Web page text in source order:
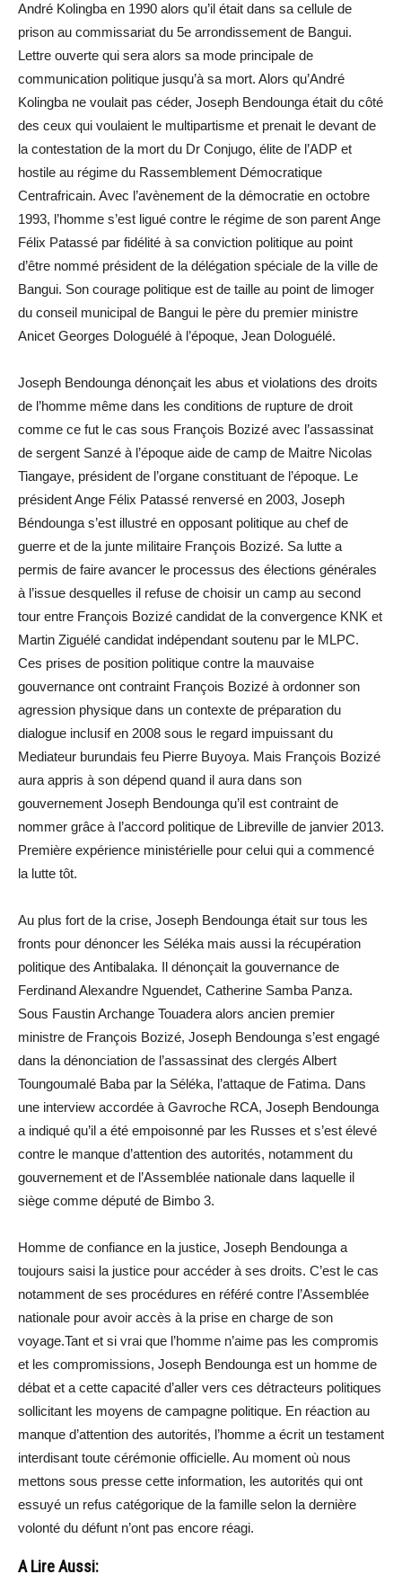
André Kolingba en 1990 alors qu’il était dans sa cellule de
prison au commissariat du 5e arrondissement de Bangui.
Lettre ouverte qui sera alors sa mode principale de
communication politique jusqu’à sa mort. Alors qu’André
Kolingba ne voulait pas céder, Joseph Bendounga était du côté
des ceux qui voulaient le multipartisme et prenait le devant de
la contestation de la mort du Dr Conjugo, élite de l’ADP et
hostile au régime du Rassemblement Démocratique
Centrafricain. Avec l’avènement de la démocratie en octobre
1993, l’homme s’est ligué contre le régime de son parent Ange
Félix Patassé par fidélité à sa conviction politique au point
d’être nommé président de la délégation spéciale de la ville de
Bangui. Son courage politique est de taille au point de limoger
du conseil municipal de Bangui le père du premier ministre
Anicet Georges Dologuélé à l’époque, Jean Dologuélé.
Joseph Bendounga dénonçait les abus et violations des droits
de l’homme même dans les conditions de rupture de droit
comme ce fut le cas sous François Bozizé avec l’assassinat
de sergent Sanzé à l’époque aide de camp de Maitre Nicolas
Tiangaye, président de l’organe constituant de l’époque. Le
président Ange Félix Patassé renversé en 2003, Joseph
Béndounga s’est illustré en opposant politique au chef de
guerre et de la junte militaire François Bozizé. Sa lutte a
permis de faire avancer le processus des élections générales
à l’issue desquelles il refuse de choisir un camp au second
tour entre François Bozizé candidat de la convergence KNK et
Martin Ziguélé candidat indépendant soutenu par le MLPC.
Ces prises de position politique contre la mauvaise
gouvernance ont contraint François Bozizé à ordonner son
agression physique dans un contexte de préparation du
dialogue inclusif en 2008 sous le regard impuissant du
Mediateur burundais feu Pierre Buyoya. Mais François Bozizé
aura appris à son dépend quand il aura dans son
gouvernement Joseph Bendounga qu’il est contraint de
nommer grâce à l’accord politique de Libreville de janvier 2013.
Première expérience ministérielle pour celui qui a commencé
la lutte tôt.
Au plus fort de la crise, Joseph Bendounga était sur tous les
fronts pour dénoncer les Séléka mais aussi la récupération
politique des Antibalaka. Il dénonçait la gouvernance de
Ferdinand Alexandre Nguendet, Catherine Samba Panza.
Sous Faustin Archange Touadera alors ancien premier
ministre de François Bozizé, Joseph Bendounga s’est engagé
dans la dénonciation de l’assassinat des clergés Albert
Toungoumalé Baba par la Séléka, l’attaque de Fatima. Dans
une interview accordée à Gavroche RCA, Joseph Bendounga
a indiqué qu’il a été empoisonné par les Russes et s’est élevé
contre le manque d’attention des autorités, notamment du
gouvernement et de l’Assemblée nationale dans laquelle il
siège comme député de Bimbo 3.
Homme de confiance en la justice, Joseph Bendounga a
toujours saisi la justice pour accéder à ses droits. C’est le cas
notamment de ses procédures en référé contre l’Assemblée
nationale pour avoir accès à la prise en charge de son
voyage.Tant et si vrai que l’homme n’aime pas les compromis
et les compromissions, Joseph Bendounga est un homme de
débat et a cette capacité d’aller vers ces détracteurs politiques
sollicitant les moyens de campagne politique. En réaction au
manque d’attention des autorités, l’homme a écrit un testament
interdisant toute cérémonie officielle. Au moment où nous
mettons sous presse cette information, les autorités qui ont
essuyé un refus catégorique de la famille selon la dernière
volonté du défunt n’ont pas encore réagi.
A Lire Aussi: